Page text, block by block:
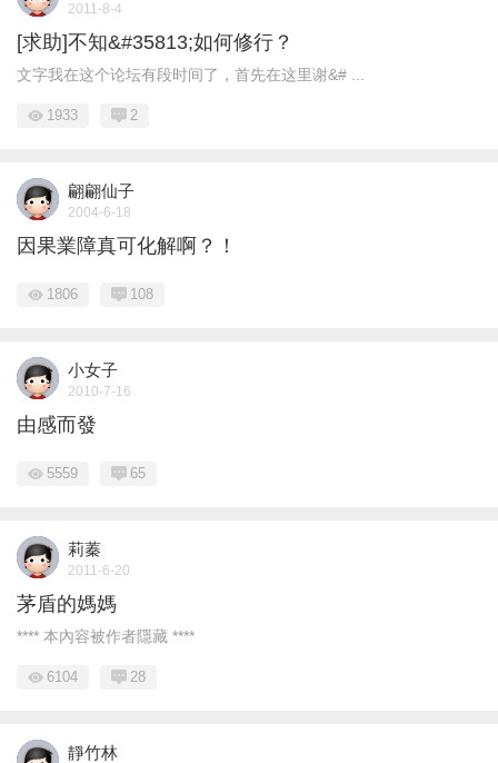
2011-8-4
[求助]不知&#35813;如何修行？
文字我在这个论坛有段时间了，首先在这里谢&# ...
1933 2
翩翩仙子
2004-6-18
因果業障真可化解啊？！
1806 108
小女子
2010-7-16
由感而發
5559 65
莉蓁
2011-6-20
茅盾的媽媽
**** 本內容被作者隱藏 ****
6104 28
靜竹林